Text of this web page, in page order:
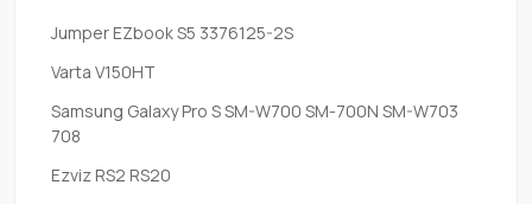
Jumper EZbook S5 3376125-2S
Varta V150HT
Samsung Galaxy Pro S SM-W700 SM-700N SM-W703
708
Ezviz RS2 RS20